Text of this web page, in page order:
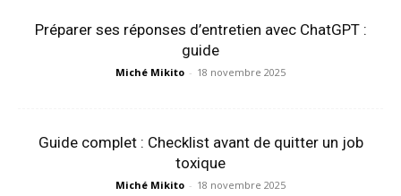
Préparer ses réponses d’entretien avec ChatGPT :
guide
Miché Mikito - 18 novembre 2025
Guide complet : Checklist avant de quitter un job
toxique
Miché Mikito - 18 novembre 2025